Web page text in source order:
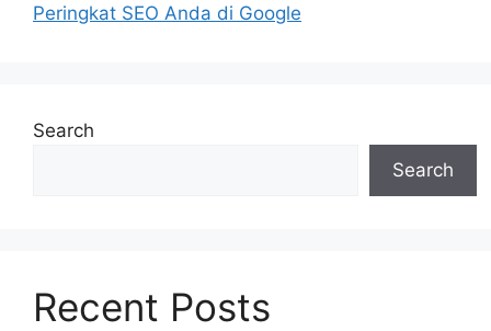
Peringkat SEO Anda di Google
Search
Search
Recent Posts